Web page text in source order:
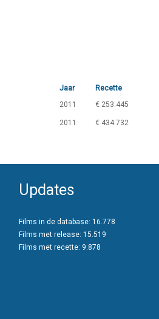
Jaar Recette
2011 € 253.445
2011 € 434.732
Updates
Films in de database: 16.778
Films met release: 15.519
Films met recette: 9.878